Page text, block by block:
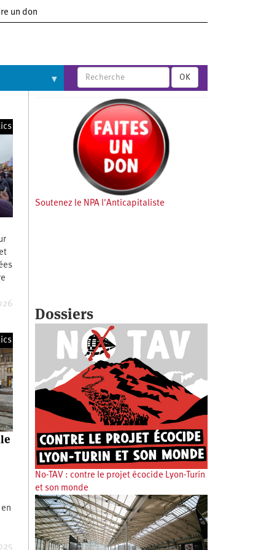
un don
OK
Soutenez le NPA l'Anticapitaliste
Dossiers
No-TAV : contre le projet écocide Lyon-Turin
et son monde